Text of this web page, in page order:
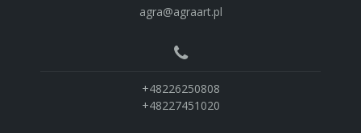
agra@agraart.pl
+48226250808
+48227451020